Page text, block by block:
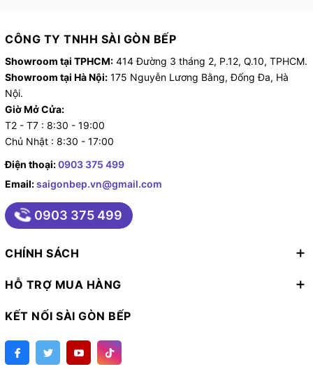
CÔNG TY TNHH SÀI GÒN BẾP
Showroom tại TPHCM: 414 Đường 3 tháng 2, P.12, Q.10, TPHCM.
Showroom tại Hà Nội: 175 Nguyễn Lương Bằng, Đống Đa, Hà
Nội.
Giờ Mở Cửa:
T2 - T7 : 8:30 - 19:00
Chủ Nhật : 8:30 - 17:00
Điện thoại:0903 375 499
Email:saigonbep.vn@gmail.com
0903 375 499
CHÍNH SÁCH
HỖ TRỢ MUA HÀNG
KẾT NỐI SÀI GÒN BẾP